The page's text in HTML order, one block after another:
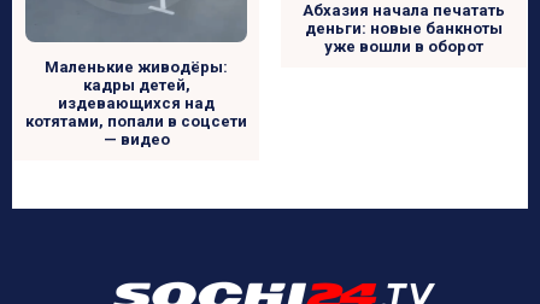
Маленькие живодёры:
кадры детей,
издевающихся над
котятами, попали в соцсети
— видео
Абхазия начала печатать
деньги: новые банкноты
уже вошли в оборот